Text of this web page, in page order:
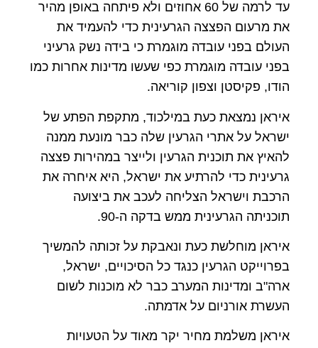
עד לרמה של 60 אחוזים ולא פיתחה באופן מהיר
את מרעום הפצצה הגרעינית כדי להעמיד את
העולם בפני עובדה מוגמרת כי בידה נשק גרעיני
בפני עובדה מוגמרת כפי שעשו מדינות אחרות כמו
הודו, פקיסטן וצפון קוריאה.
איראן נמצאת כעת במילכוד, מתקפת הפתע של
ישראל על אתרי הגרעין שלה כבר מונעת ממנה
להאיץ את תוכנית הגרעין ולייצר במהירות פצצה
גרעינית כדי להרתיע את ישראל, היא איחרה את
הרכבת וישראל הצליחה לעכב את ביצועה
תוכניתה הגרעינית ממש בדקה ה-90.
איראן מוחלשת כעת ונאבקת על זכותה להמשיך
בפרוייקט הגרעין כנגד כל הסיכויים, ישראל,
ארה"ב ומדינות המערב כבר לא מוכנות לשום
העשרת אורניום על אדמתה.
איראן משלמת מחיר יקר מאוד על הטעויות